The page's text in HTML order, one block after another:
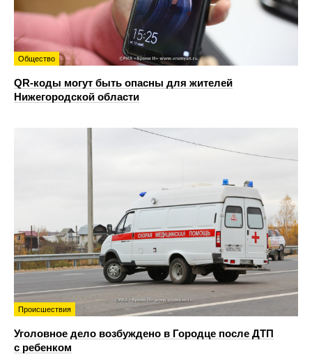
Общество
QR-коды могут быть опасны для жителей
Нижегородской области
Происшествия
Уголовное дело возбуждено в Городце после ДТП
с ребенком